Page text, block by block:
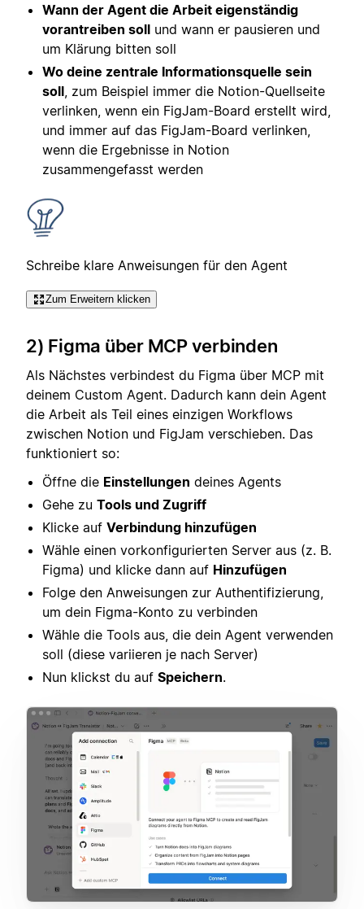
Wann der Agent die Arbeit eigenständig
vorantreiben soll und wann er pausieren und
um Klärung bitten soll
Wo deine zentrale Informationsquelle sein
soll , zum Beispiel immer die Notion-Quellseite
verlinken, wenn ein FigJam-Board erstellt wird,
und immer auf das FigJam-Board verlinken,
wenn die Ergebnisse in Notion
zusammengefasst werden
Schreibe klare Anweisungen für den Agent
Zum Erweitern klicken
2) Figma über MCP verbinden
Als Nächstes verbindest du Figma über MCP mit
deinem Custom Agent. Dadurch kann dein Agent
die Arbeit als Teil eines einzigen Workflows
zwischen Notion und FigJam verschieben. Das
funktioniert so:
Öffne die Einstellungen deines Agents
Gehe zu Tools und Zugriff
Klicke auf Verbindung hinzufügen
Wähle einen vorkonfigurierten Server aus (z. B.
Figma) und klicke dann auf Hinzufügen
Folge den Anweisungen zur Authentifizierung,
um dein Figma-Konto zu verbinden
Wähle die Tools aus, die dein Agent verwenden
soll (diese variieren je nach Server)
Nun klickst du auf Speichern.